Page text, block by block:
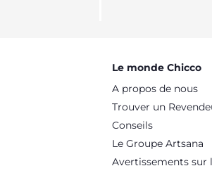
Le monde Chicco
A propos de nous
Trouver un
Conseils
Le Groupe Artsana
Avertissements sur